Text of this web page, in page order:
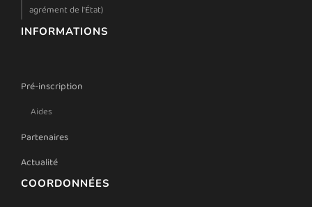
agrément de l'État)
INFORMATIONS
Pré-inscription
Aides
Partenaires
Actualité
COORDONNÉES